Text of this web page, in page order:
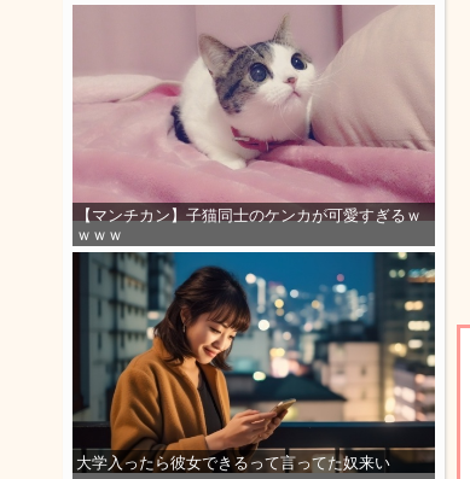
【マンチカン】子猫同士のケンカが可愛すぎるｗ
ｗｗｗ
大学入ったら彼女できるって言ってた奴来い